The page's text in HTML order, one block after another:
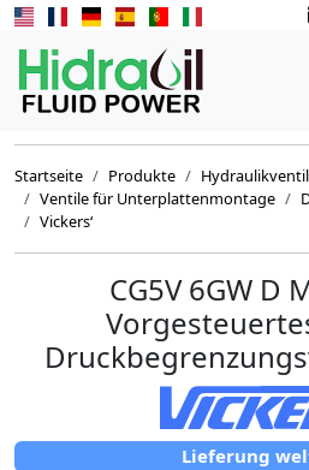
Startseite Produkte
Ventile für Unterplattenmontage
Vickers‘
CG5V 6GW D
Lieferung